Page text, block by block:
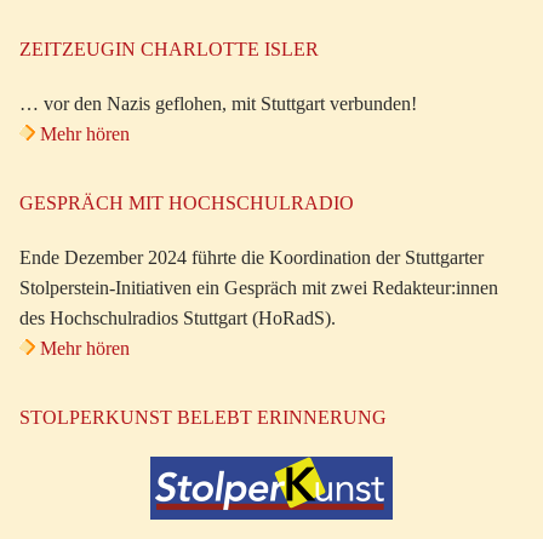
ZEITZEUGIN CHARLOTTE ISLER
… vor den Nazis geflohen, mit Stuttgart verbunden!
Mehr hören
GESPRÄCH MIT HOCHSCHULRADIO
Ende Dezember 2024 führte die Koordination der Stuttgarter
Stolperstein-Initiativen ein Gespräch mit zwei Redakteur:innen
des Hochschulradios Stuttgart (HoRadS).
Mehr hören
STOLPERKUNST BELEBT ERINNERUNG